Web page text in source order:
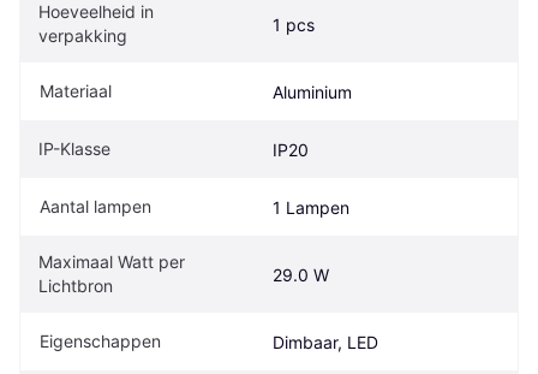
Hoeveelheid in
verpakking
1 pcs
Materiaal Aluminium
IP-Klasse IP20
Aantal lampen 1 Lampen
Maximaal Watt per
Lichtbron
29.0 W
Eigenschappen Dimbaar, LED